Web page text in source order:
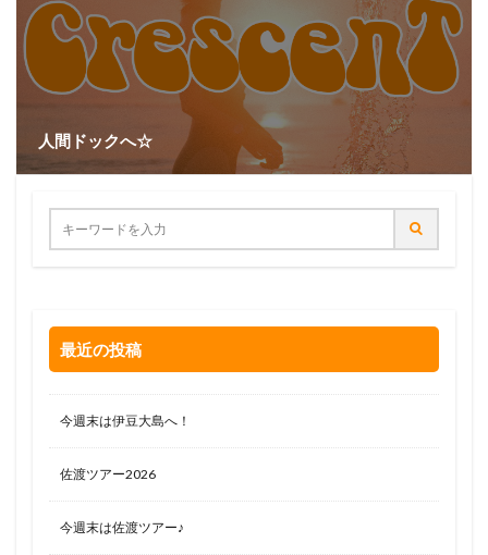
人間ドックへ☆
最近の投稿
今週末は伊豆大島へ！
佐渡ツアー2026
今週末は佐渡ツアー♪